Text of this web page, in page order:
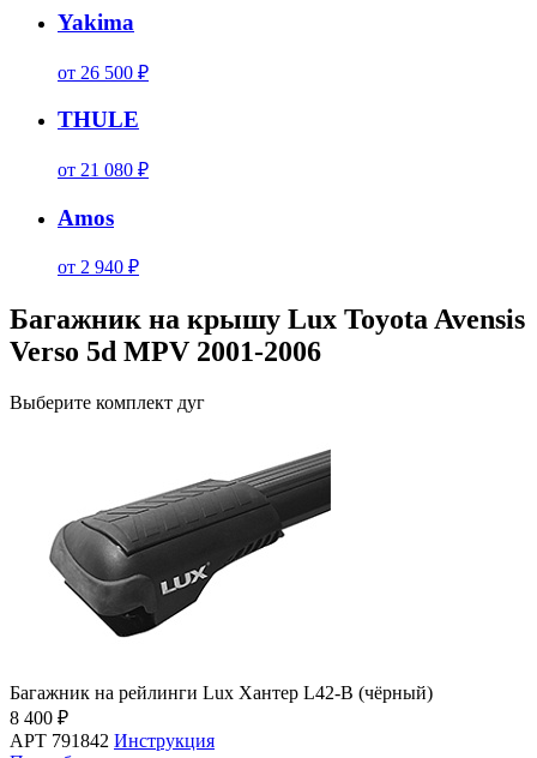
Yakima
от 26 500 ₽
THULE
от 21 080 ₽
Amos
от 2 940 ₽
Багажник на крышу Lux Toyota Avensis
Verso 5d MPV 2001-2006
Выберите комплект дуг
Багажник на рейлинги Lux Хантер L42-B (чёрный)
8 400 ₽
АРТ 791842 Инструкция